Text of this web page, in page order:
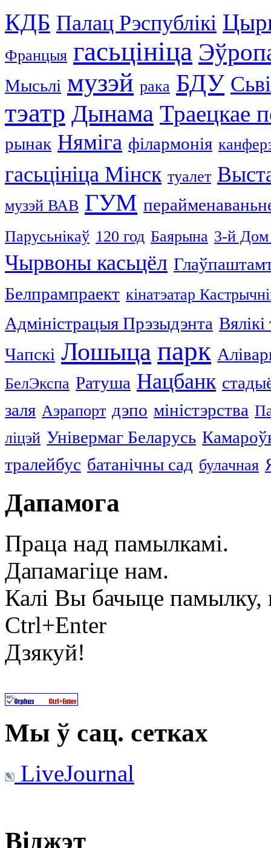
КДБ Палац Рэспублікі
Францыя гасьцініца
Мысьлі музэй рака БДУ
тэатр Дынама Траецкае
рынак Няміга філармонія
гасьцініца Мінск туалет
музэй ВАВ ГУМ
Парусьнікаў 120 год Баярына 3-й Дом
Чырвоны касьцёл
Белпрампраект кінатэатар
Адміністрацыя Прэзыдэнта Вялікі
Чапскі Лошыца парк
БелЭкспа Ратуша Нацбанк
заля Аэрапорт дэпо міністэрства
ліцэй Універмаг Беларусь
тралейбус батанічны сад булачная
Дапамога
Праца над памылкамі.
Дапамагіце нам.
Калі Вы бачыце памылку,
Ctrl+Enter
Дзякуй!
Мы ў сац. сетках
LiveJournal
Віджэт